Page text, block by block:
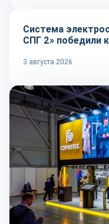
Система
СПГ 2» победили
3 августа 2026